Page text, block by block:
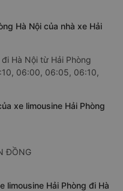
Hà Nội của nhà xe Hải
Hà Nội từ Hải Phòng
06:00, 06:05, 06:10,
xe limousine Hải Phòng
ĐỒNG
limousine Hải Phòng đi Hà